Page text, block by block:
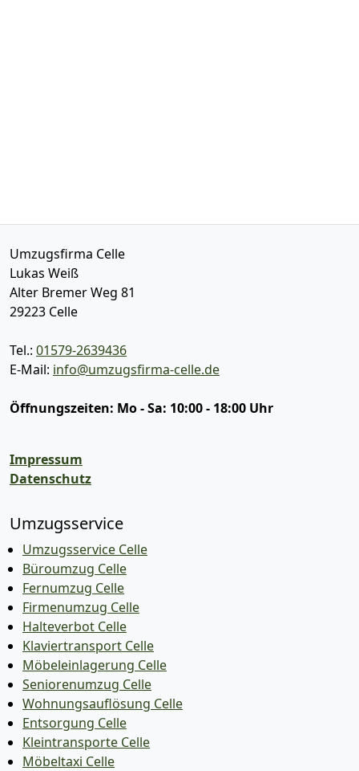
Umzugsfirma Celle
Lukas Weiß
Alter Bremer Weg 81
29223 Celle
Tel.: 01579-2639436
E-Mail: info@umzugsfirma-celle.de
Öffnungszeiten: Mo - Sa: 10:00 - 18:00 Uhr
Impressum
Datenschutz
Umzugsservice
Umzugsservice Celle
Büroumzug Celle
Fernumzug Celle
Firmenumzug Celle
Halteverbot Celle
Klaviertransport Celle
Möbeleinlagerung Celle
Seniorenumzug Celle
Wohnungsauflösung Celle
Entsorgung Celle
Kleintransporte Celle
Möbeltaxi Celle